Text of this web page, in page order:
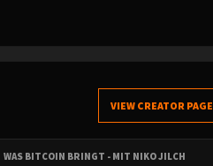
und ein bei YouTubesehr freuen.
VIEW CREATOR PAGE
WAS BITCOIN BRINGT - MIT NIKO JILCH